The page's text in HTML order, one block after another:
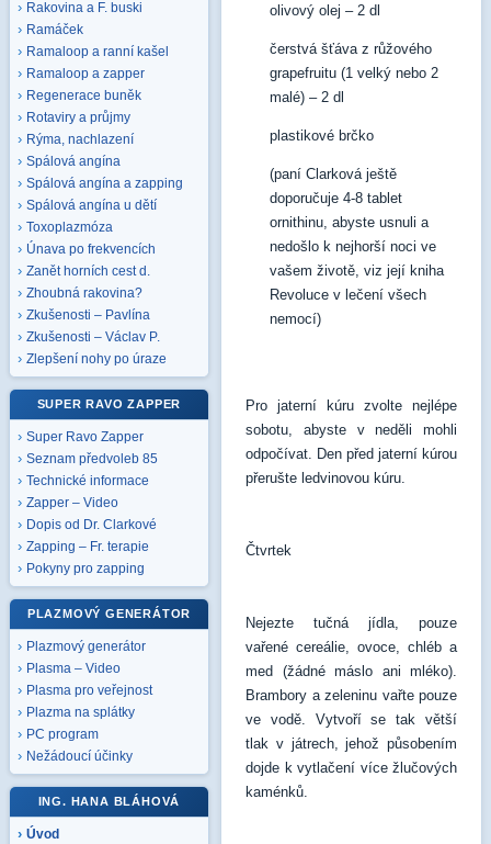
Rakovina a F. buski
Ramáček
Ramaloop a ranní kašel
Ramaloop a zapper
Regenerace buněk
Rotaviry a průjmy
Rýma, nachlazení
Spálová angína
Spálová angína a zapping
Spálová angína u dětí
Toxoplazmóza
Únava po frekvencích
Zanět horních cest d.
Zhoubná rakovina?
Zkušenosti – Pavlína
Zkušenosti – Václav P.
Zlepšení nohy po úraze
SUPER RAVO ZAPPER
Super Ravo Zapper
Seznam předvoleb 85
Technické informace
Zapper – Video
Dopis od Dr. Clarkové
Zapping – Fr. terapie
Pokyny pro zapping
PLAZMOVÝ GENERÁTOR
Plazmový generátor
Plasma – Video
Plasma pro veřejnost
Plazma na splátky
PC program
Nežádoucí účinky
ING. HANA BLÁHOVÁ
Úvod
olivový olej – 2 dl
čerstvá šťáva z růžového
grapefruitu (1 velký nebo 2
malé) – 2 dl
plastikové brčko
(paní Clarková ještě
doporučuje 4-8 tablet
ornithinu, abyste usnuli a
nedošlo k nejhorší noci ve
vašem životě, viz její kniha
Revoluce v lečení všech
nemocí)
Pro jaterní kúru zvolte nejlépe
sobotu, abyste v neděli mohli
odpočívat. Den před jaterní kúrou
přerušte ledvinovou kúru.
Čtvrtek
Nejezte tučná jídla, pouze
vařené cereálie, ovoce, chléb a
med (žádné máslo ani mléko).
Brambory a zeleninu vařte pouze
ve vodě. Vytvoří se tak větší
tlak v játrech, jehož působením
dojde k vytlačení více žlučových
kaménků.